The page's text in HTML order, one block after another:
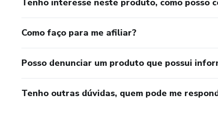
Tenho interesse neste produto, como posso
Como faço para me afiliar?
Posso denunciar um produto que possui
Tenho outras dúvidas, quem pode me